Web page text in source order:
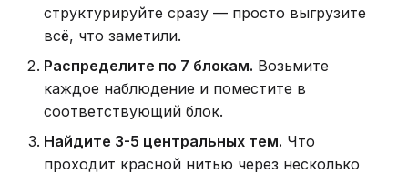
структурируйте сразу — просто выгрузите
всё, что заметили.
Распределите по 7 блокам. Возьмите
каждое наблюдение и поместите в
соответствующий блок.
Найдите 3-5 центральных тем. Что
проходит красной нитью через несколько